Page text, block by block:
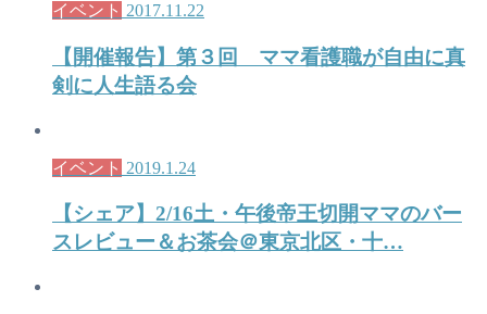
イベント 2017.11.22
【開催報告】第３回 ママ看護職が自由に真
剣に人生語る会
イベント 2019.1.24
【シェア】2/16土・午後帝王切開ママのバー
スレビュー＆お茶会＠東京北区・十…